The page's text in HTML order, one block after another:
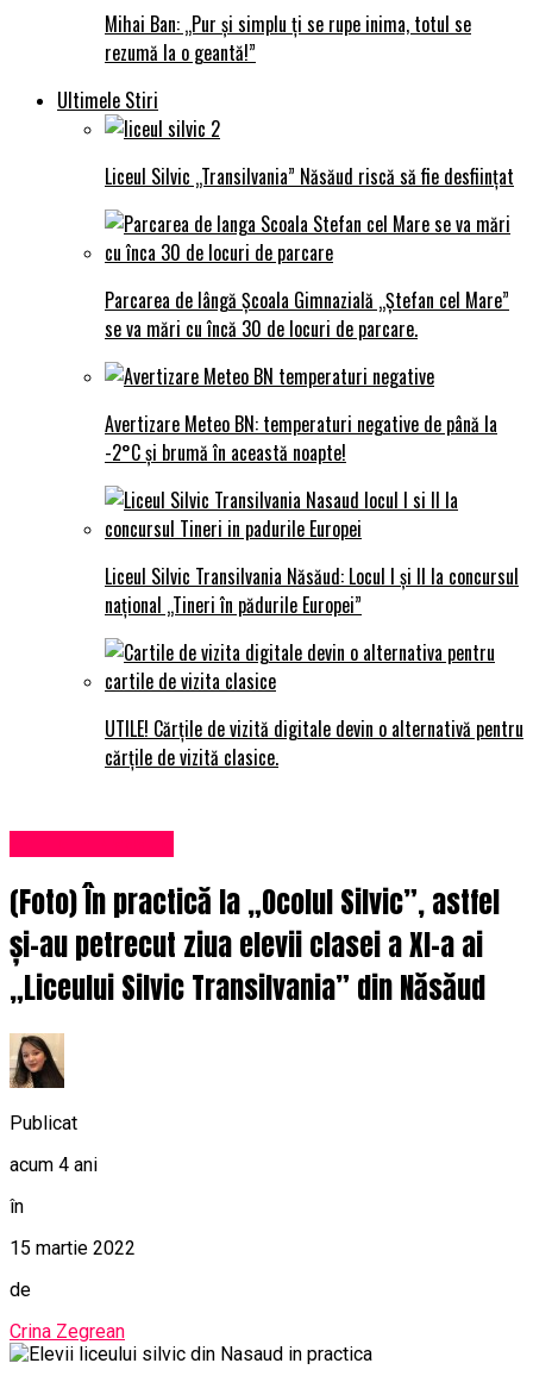
Mihai Ban: „Pur și simplu ți se rupe inima, totul se
rezumă la o geantă!”
Ultimele Stiri
Liceul Silvic „Transilvania” Năsăud riscă să fie desființat
Parcarea de lângă Școala Gimnazială „Ștefan cel Mare”
se va mări cu încă 30 de locuri de parcare.
Avertizare Meteo BN: temperaturi negative de până la
-2°C și brumă în această noapte!
Liceul Silvic Transilvania Năsăud: Locul I și II la concursul
național „Tineri în pădurile Europei”
UTILE! Cărțile de vizită digitale devin o alternativă pentru
cărțile de vizită clasice.
(Foto) În practică la „Ocolul Silvic”, astfel
și-au petrecut ziua elevii clasei a XI-a ai
„Liceului Silvic Transilvania” din Năsăud
Publicat
acum 4 ani
în
15 martie 2022
de
Crina Zegrean